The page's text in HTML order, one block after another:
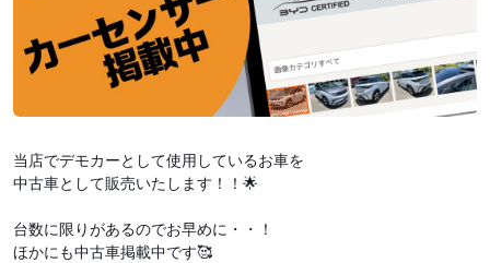
当店でデモカーとして使用しているお車を
中古車として販売いたします！！🌟
台数に限りがあるのでお早めに・・！
ほかにも中古車掲載中です🥰